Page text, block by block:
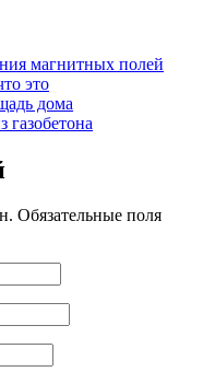
магнитных полей
это
дома
газобетона
Обязательные поля